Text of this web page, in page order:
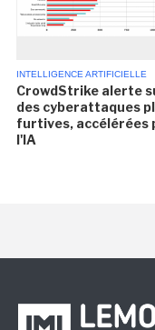
INTELLIGENCE ARTIFICIELLE
CrowdStrike alerte
des cyberattaques
furtives, accélérées
l'IA